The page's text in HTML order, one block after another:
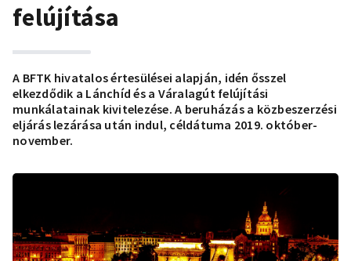
felújítása
A BFTK hivatalos értesülései alapján, idén ősszel
elkezdődik a Lánchíd és a Váralagút felújítási
munkálatainak kivitelezése. A beruházás a közbeszerzési
eljárás lezárása után indul, céldátuma 2019. október-
november.